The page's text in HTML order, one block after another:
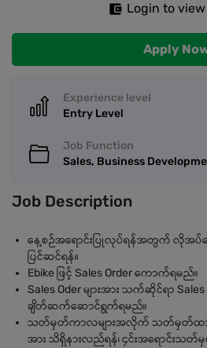
Login to
Apply
Experience level
Entry Level
Job Function
Sales, Business
Job Description
နေ့စဉ်အရောင်းပြုလုပ်ရန်အတွက် လိုအပ်သ
ပြင်ဆင်ရန်။
Ebike ဖြင့် Sales Order ကောက်ရမည်။
Sales Oder များအား သက်ဆိုင်ရာ Sales
ချိတ်ဆက်ဆောင်ရွက်ရမည်။
သတ်မှတ်ကာလများအလိုက် သတ်မှတ်ထားသ
အား သိရှိနားလည်ရန်၊ ၄င်းအရောင်းသ